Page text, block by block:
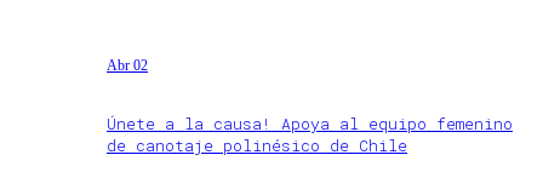
Abr 02
Únete a la causa! Apoya al equipo femenino
de canotaje polinésico de Chile